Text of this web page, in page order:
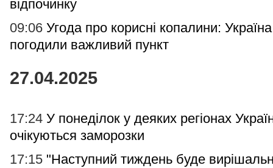
відпочинку
09:06 Угода про корисні копалини:
погодили важливий пункт
27.04.2025
17:24 У понеділок у деяких регіонах
очікуються заморозки
17:15 "Наступний тиждень буде